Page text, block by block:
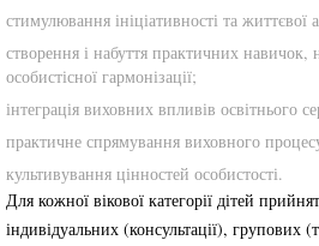
стимулювання ініціативності та життєвої
створення і набуття практичних навичок,
особистісної гармонізації;
інтеграція виховних впливів освітнього
практичне спрямування виховного
культивування цінностей особистості.
Для кожної вікової категорії дітей
індивідуальних (консультації), групових